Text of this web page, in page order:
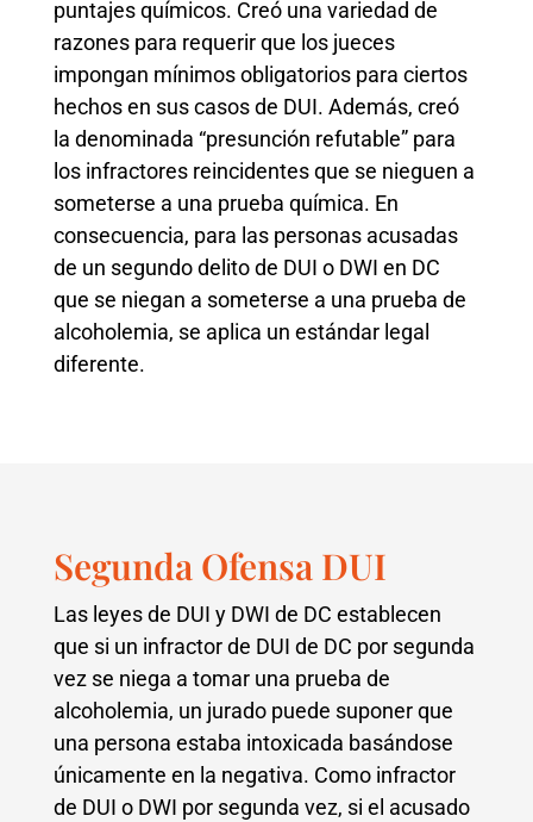
puntajes químicos. Creó una variedad de
razones para requerir que los jueces
impongan mínimos obligatorios para ciertos
hechos en sus casos de DUI. Además, creó
la denominada “presunción refutable” para
los infractores reincidentes que se nieguen a
someterse a una prueba química. En
consecuencia, para las personas acusadas
de un segundo delito de DUI o DWI en DC
que se niegan a someterse a una prueba de
alcoholemia, se aplica un estándar legal
diferente.
Segunda Ofensa DUI
Las leyes de DUI y DWI de DC establecen
que si un infractor de DUI de DC por segunda
vez se niega a tomar una prueba de
alcoholemia, un jurado puede suponer que
una persona estaba intoxicada basándose
únicamente en la negativa. Como infractor
de DUI o DWI por segunda vez, si el acusado